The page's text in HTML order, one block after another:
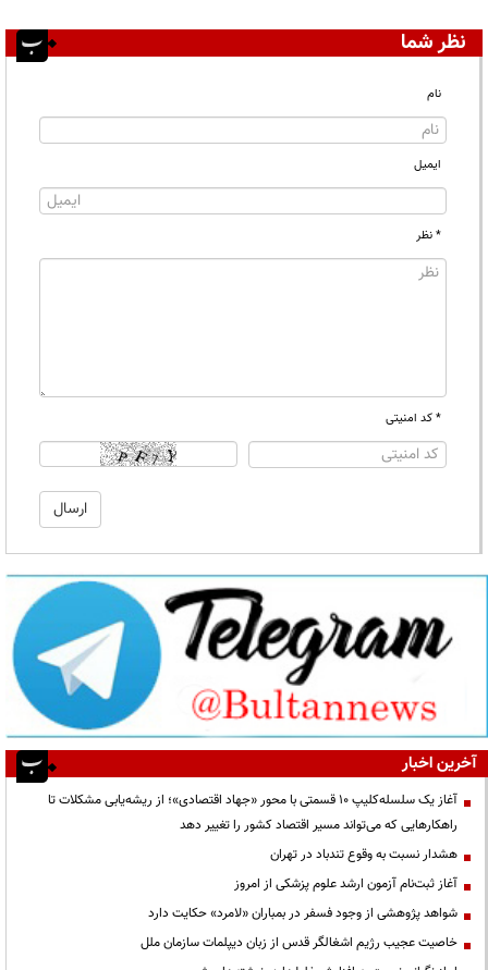
نظر شما
نام
ایمیل
* نظر
* کد امنیتی
آخرین اخبار
آغاز یک سلسله‌کلیپ ۱۰ قسمتی با محور «جهاد اقتصادی»؛ از ریشه‌یابی مشکلات تا
راهکارهایی که می‌تواند مسیر اقتصاد کشور را تغییر دهد
هشدار نسبت به وقوع تندباد در تهران
آغاز ثبت‌نام آزمون ارشد علوم پزشکی از امروز
شواهد پژوهشی از وجود فسفر در بمباران «لامرد» حکایت دارد
خاصیت عجیب رژیم اشغالگر قدس از زبان دیپلمات سازمان ملل